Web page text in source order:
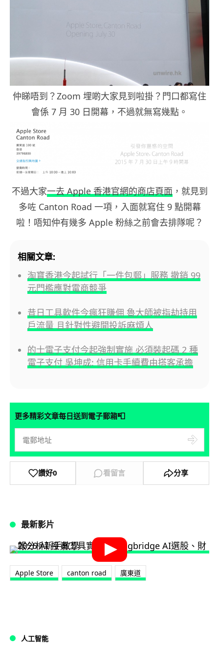
仲睇唔到？Zoom 埋啲大家見到啦掛？門口都寫住
會係 7 月 30 日開幕，不過就無寫幾點。
不過大家一去 Apple 香港官網的商店頁面，就見到
多咗 Canton Road 一項，入面就寫住 9 點開幕
啦！唔知仲有幾多 Apple 粉絲之前會去排隊呢？
相關文章:
淘寶香港今起試行「一件包郵」服務 撤銷 99
元門檻應對電商競爭
昔日工具軟件今瘋狂賺佣 魯大師被指劫持用
戶流量 且針對性避開投訴麻煩人
的士電子支付今起強制實施 必須裝起碼 2 種
電子支付 吳坤成: 信用卡手續費由搭客承擔
更多精彩文章每日送到電子郵箱📮
讚好0 看留言 分享
最新影片
Apple Store canton road 廣東道
人工智能